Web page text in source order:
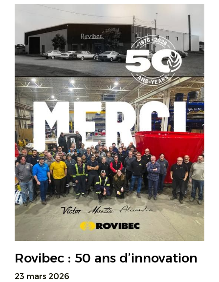
Rovibec : 50 ans d’innovation
23 mars 2026